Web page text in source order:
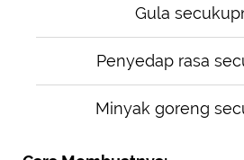
Gula
Penyedap rasa
Minyak goreng